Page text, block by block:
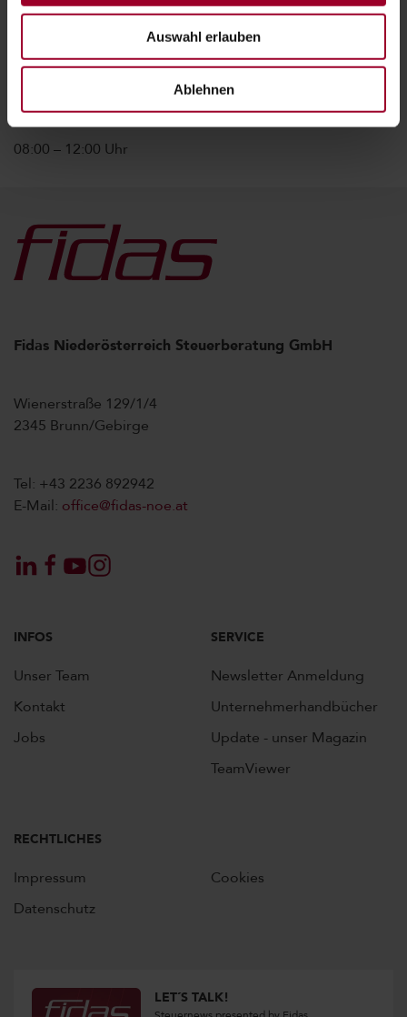
Auswahl erlauben
Ablehnen
MONTAG – DONNERSTAG:
08:00 – 12:00 Uhr sowie 13:00 – 16:00 Uhr
FREITAG:
08:00 – 12:00 Uhr
Fidas Niederösterreich Steuerberatung GmbH
Wienerstraße 129/1/4
2345 Brunn/Gebirge
Tel: +43 2236 892942
E-Mail: office@fidas-noe.at
INFOS
Unser Team
Kontakt
Jobs
SERVICE
Newsletter Anmeldung
Unternehmerhandbücher
Update - unser Magazin
TeamViewer
RECHTLICHES
Impressum
Datenschutz
Cookies
LET´S TALK!